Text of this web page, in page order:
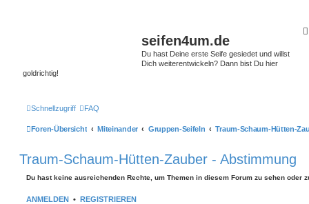
seifen4um.de
Du hast Deine erste Seife gesiedet und willst
Dich weiterentwickeln? Dann bist Du hier
goldrichtig!
Schnellzugriff FAQ
Foren-Übersicht Miteinander Gruppen-Seifeln Traum-Schaum-Hütten-
Traum-Schaum-Hütten-Zauber - Abstimmung
Du hast keine ausreichenden Rechte, um Themen in diesem Forum zu sehen oder
ANMELDEN • REGISTRIEREN